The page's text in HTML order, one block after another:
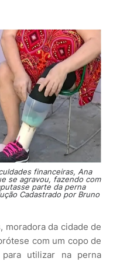
financeiras, Ana
se agravou, fazendo com
parte da perna
Cadastrado por Bruno
moradora da cidade de
com um copo de
utilizar na perna